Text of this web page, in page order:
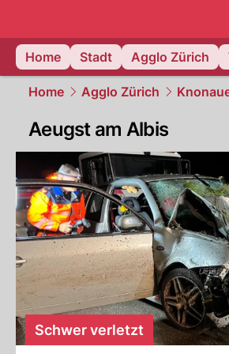
Home
Stadt Agglo Zürich
Home Agglo Zürich
Aeugst am Albis
Schwer verletzt